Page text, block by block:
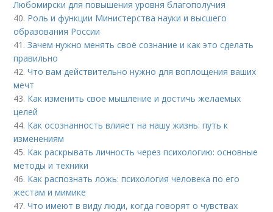
Любомирски для повышения уровня благополучия
40. Роль и функции Министерства науки и высшего
образования России
41.Зачем нужно менять своё сознание и как это сделать
правильно
42.Что вам действительно нужно для воплощения ваших
мечт
43. Как изменить свое мышление и достичь желаемых
целей
44. Как осознанность влияет на нашу жизнь: путь к
изменениям
45. Как раскрывать личность через психологию: основные
методы и техники
46. Как распознать ложь: психология человека по его
жестам и мимике
47.Что имеют в виду люди, когда говорят о чувствах